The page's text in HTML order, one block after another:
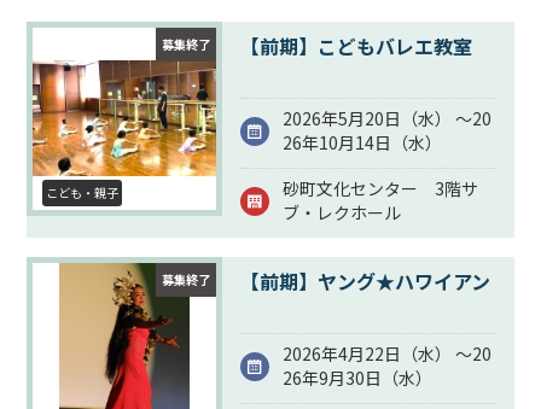
募集終了
こども・親子
【前期】こどもバレエ教室
2026年5月20日（水） ～20
26年10月14日（水）
砂町文化センター 3階サ
ブ・レクホール
募集終了 【前期】ヤング★ハワイアン
2026年4月22日（水） ～20
26年9月30日（水）